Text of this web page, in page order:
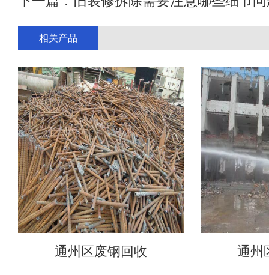
相关产品
通州区废钢回收 通州